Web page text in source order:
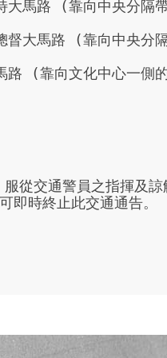
大馬路 (靠向中央分隔
督大馬路 (靠向中央分
路 (靠向文化中心一側
從交通警員之指揮及
即時終止此交通通告。